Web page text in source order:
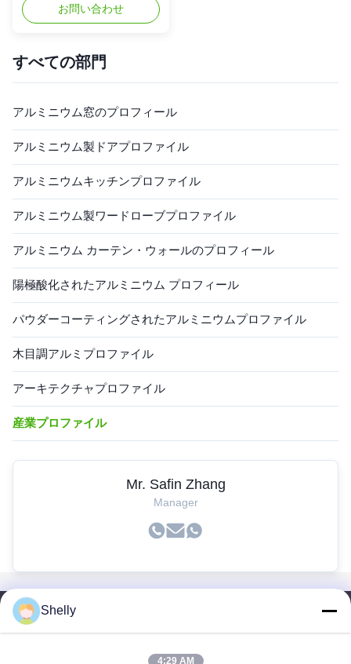
性のある表面,自動化機器の枠
用 工業用プロファイル 倉庫
負荷能力 耐久性のあるアルミ
プロファイルで,耐老化密封剤
と熱隔離構造を備えており,農
計されています. 製品概要 環
境に優しいリサイクル可能な
アルミプロファイル 鉄道輸送
に設計された高耐性で優れた
防火性能を備えた 費用対効果
の高い国際標準のアルミニウ
ム材料で製造互換性のあるア
クセサリーにより,ロボット保
護装置や鉄道輸送システムに
ます. 製品仕様 ...
お問い合わせ
すべての部門
アルミニウム窓のプロフィール
アルミニウム製ドアプロファイル
アルミニウムキッチンプロファイル
アルミニウム製ワードローブプロファイル
アルミニウム カーテン・ウォールのプロフィール
陽極酸化されたアルミニウム プロフィール
パウダーコーティングされたアルミニウムプロファイル
木目調アルミプロファイル
アーキテクチャプロファイル
産業プロファイル
Mr. Safin Zhang
Manager
Shelly
4:29 AM